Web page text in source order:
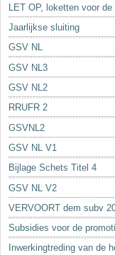
LET OP, loketten voor de
Jaarlijkse sluiting
GSV NL
GSV NL3
GSV NL2
RRUFR 2
GSVNL2
GSV NL V1
Bijlage Schets Titel 4
GSV NL V2
VERVOORT dem subv
Subsidies voor de
Inwerkingtreding van de